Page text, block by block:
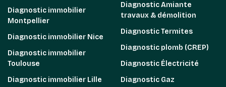
Diagnostic immobilier
Montpellier
Diagnostic immobilier Nice
Diagnostic immobilier
Toulouse
Diagnostic immobilier Lille
Diagnostic Amiante
travaux & démolition
Diagnostic Termites
Diagnostic plomb (CREP)
Diagnostic Électricité
Diagnostic Gaz